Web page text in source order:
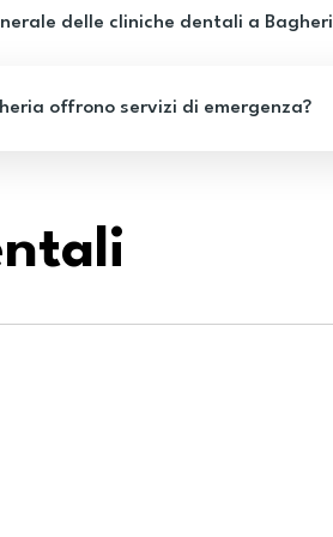
e
Bonetto è un
paziente. Lo
delle cliniche dentali a
offrono servizi di emergenza?